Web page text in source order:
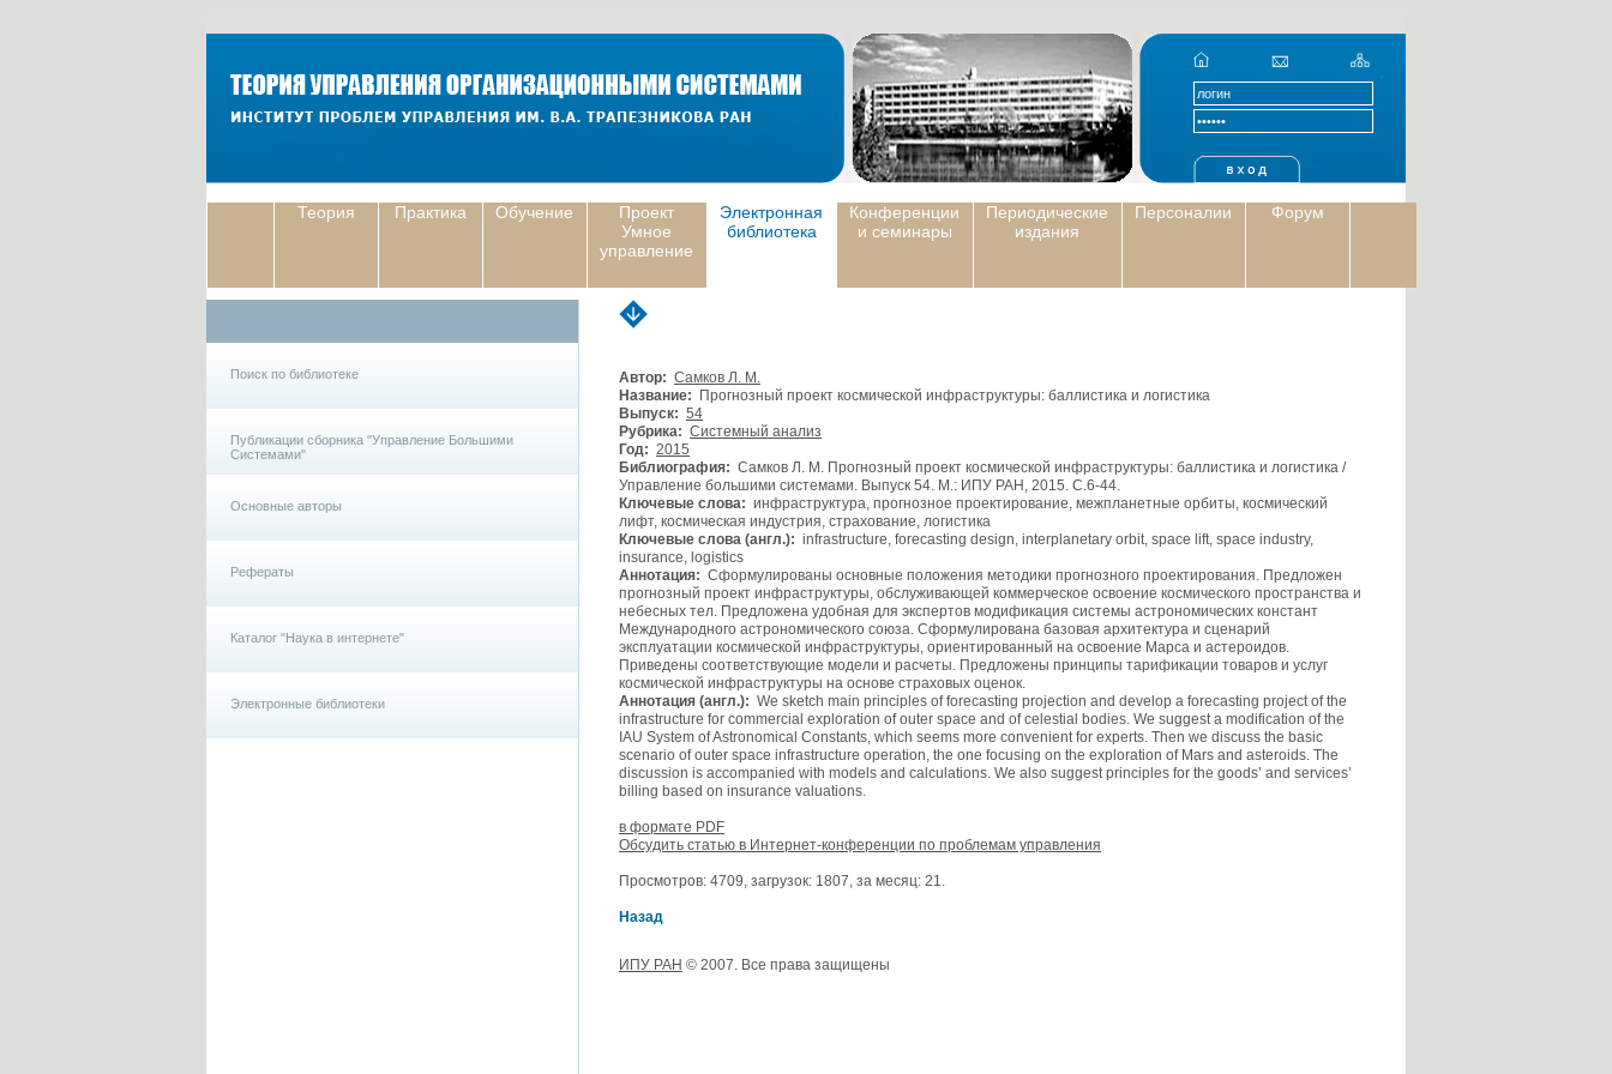
Теория Практика Обучение
Проект
Умное
управление
Электронная
библиотека
Конференции
и семинары
Периодические
издания
Персоналии Форум
Поиск по библиотеке
Публикации сборника "Управление Большими
Системами"
Основные авторы
Рефераты
Каталог "Наука в интернете"
Электронные библиотеки
Автор: Самков Л. М.
Название: Прогнозный проект космической инфраструктуры: баллистика и логистика
Выпуск: 54
Рубрика: Системный анализ
Год: 2015
Библиография: Самков Л. М. Прогнозный проект космической инфраструктуры: баллистика и логистика /
Управление большими системами. Выпуск 54. М.: ИПУ РАН, 2015. С.6-44.
Ключевые слова: инфраструктура, прогнозное проектирование, межпланетные орбиты, космический
лифт, космическая индустрия, страхование, логистика
Ключевые слова (англ.): infrastructure, forecasting design, interplanetary orbit, space lift, space industry,
insurance, logistics
Аннотация: Сформулированы основные положения методики прогнозного проектирования. Предложен
прогнозный проект инфраструктуры, обслуживающей коммерческое освоение космического пространства и
небесных тел. Предложена удобная для экспертов модификация системы астрономических констант
Международного астрономического союза. Сформулирована базовая архитектура и сценарий
эксплуатации космической инфраструктуры, ориентированный на освоение Марса и астероидов.
Приведены соответствующие модели и расчеты. Предложены принципы тарификации товаров и услуг
космической инфраструктуры на основе страховых оценок.
Аннотация (англ.): We sketch main principles of forecasting projection and develop a forecasting project of the
infrastructure for commercial exploration of outer space and of celestial bodies. We suggest a modification of the
IAU System of Astronomical Constants, which seems more convenient for experts. Then we discuss the basic
scenario of outer space infrastructure operation, the one focusing on the exploration of Mars and asteroids. The
discussion is accompanied with models and calculations. We also suggest principles for the goods’ and services’
billing based on insurance valuations.
в формате PDF
Обсудить статью в Интернет-конференции по проблемам управления
Просмотров: 4709, загрузок: 1807, за месяц: 21.
Назад
ИПУ РАН © 2007. Все права защищены